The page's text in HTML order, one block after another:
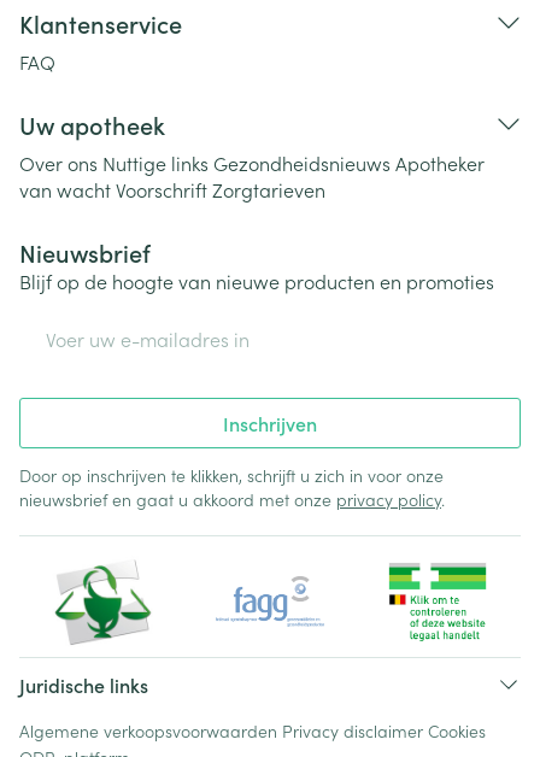
Klantenservice
FAQ
Uw apotheek
Over ons Nuttige links Gezondheidsnieuws Apotheker
van wachtVoorschriftZorgtarieven
Nieuwsbrief
Blijf op de hoogte van nieuwe producten en promoties
Inschrijven
Door op inschrijven te klikken, schrijft u zich in voor onze
nieuwsbrief en gaat u akkoord met onze privacy policy.
Juridische links
Algemene verkoopsvoorwaarden Privacy disclaimer Cookies